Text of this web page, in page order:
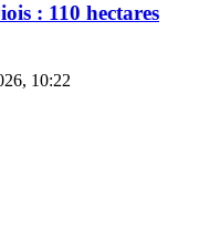
: 110 hectares
10:22